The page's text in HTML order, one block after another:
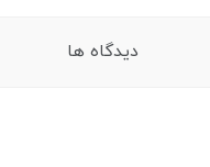
دیدگاه ها